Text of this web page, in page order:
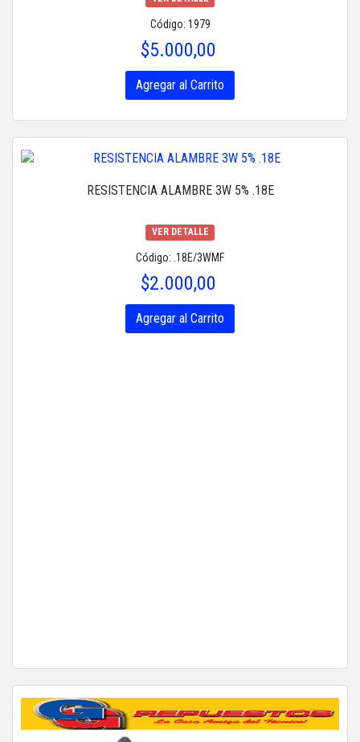
Código: 1979
$5.000,00
Agregar al Carrito
RESISTENCIA ALAMBRE 3W 5% .18E
VER DETALLE
Código: .18E/3WMF
$2.000,00
Agregar al Carrito